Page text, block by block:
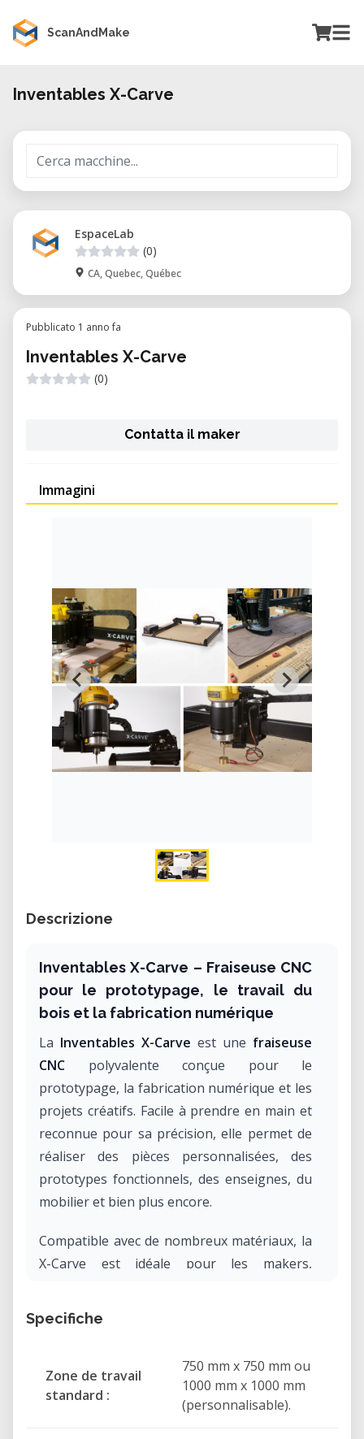
ScanAndMake
Inventables X-Carve
EspaceLab
(0)
CA, Quebec, Québec
Pubblicato 1 anno fa
Inventables X-Carve
(0)
Contatta il maker
Immagini
Descrizione
Inventables X-Carve – Fraiseuse CNC
pour le prototypage, le travail du
bois et la fabrication numérique
La Inventables X-Carve est une fraiseuse
CNC polyvalente conçue pour le
prototypage, la fabrication numérique et les
projets créatifs. Facile à prendre en main et
reconnue pour sa précision, elle permet de
réaliser des pièces personnalisées, des
prototypes fonctionnels, des enseignes, du
mobilier et bien plus encore.
Compatible avec de nombreux matériaux, la
X-Carve est idéale pour les makers,
d'enseignement et FabLabs souhaitant
Applications
Specifiche
Zone de travail
standard :
750 mm x 750 mm ou
1000 mm x 1000 mm
(personnalisable).